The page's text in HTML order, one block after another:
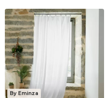
By Eminza